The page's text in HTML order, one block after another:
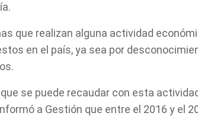
que realizan alguna actividad
en el país, ya sea por
se puede recaudar con esta
a Gestión que entre el 2016 y el